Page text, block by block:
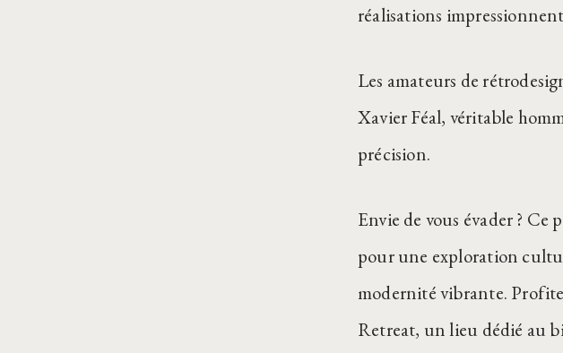
réalisations
Les amateurs de
Xavier Féal, véritable
précision.
Envie de vous évader ?
pour une exploration
modernité vibrante.
Retreat, un lieu dédié au